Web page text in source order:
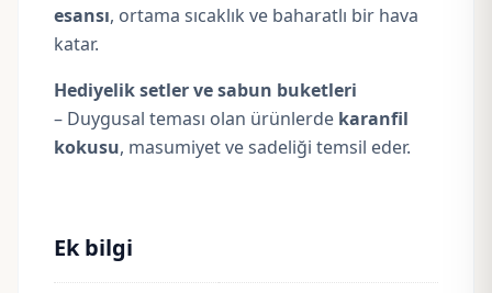
esansı, ortama sıcaklık ve baharatlı bir hava
katar.
Hediyelik setler ve sabun buketleri
– Duygusal teması olan ürünlerde karanfil
kokusu, masumiyet ve sadeliği temsil eder.
Ek bilgi